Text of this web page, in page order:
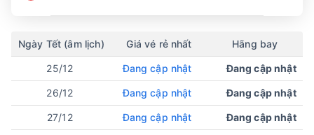
Ngày Tết (âm lịch) Giá vé rẻ nhất Hãng bay
25/12 Đang cập nhật Đang cập nhật
26/12 Đang cập nhật Đang cập nhật
27/12 Đang cập nhật Đang cập nhật